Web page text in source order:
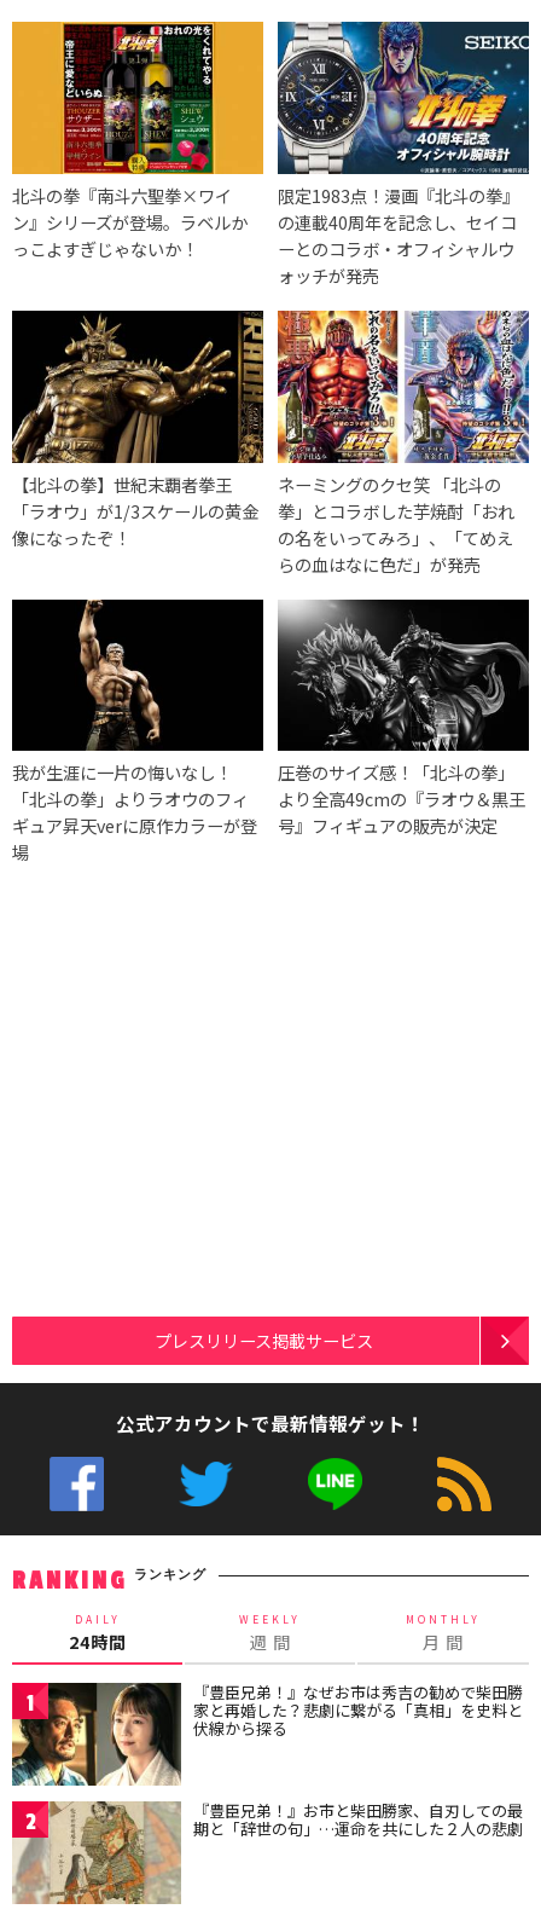
北斗の拳『南斗六聖拳×ワイ
ン』シリーズが登場。ラベルか
っこよすぎじゃないか！
限定1983点！漫画『北斗の拳』
の連載40周年を記念し、セイコ
ーとのコラボ・オフィシャルウ
ォッチが発売
【北斗の拳】世紀末覇者拳王
「ラオウ」が1/3スケールの黄金
像になったぞ！
ネーミングのクセ笑 「北斗の
拳」とコラボした芋焼酎「おれ
の名をいってみろ」、「てめえ
らの血はなに色だ」が発売
我が生涯に一片の悔いなし！
「北斗の拳」よりラオウのフィ
ギュア昇天verに原作カラーが登
場
圧巻のサイズ感！「北斗の拳」
より全高49cmの『ラオウ＆黒王
号』フィギュアの販売が決定
プレスリリース掲載サービス
公式アカウントで最新情報ゲット！
RANKING ランキング
DAILY
24時間
WEEKLY
週 間
MONTHLY
月 間
1 『豊臣兄弟！』なぜお市は秀吉の勧めで柴田勝
家と再婚した？悲劇に繋がる「真相」を史料と
伏線から探る
2 『豊臣兄弟！』お市と柴田勝家、自刃しての最
期と「辞世の句」…運命を共にした２人の悲劇